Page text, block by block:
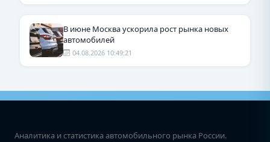
В июне Москва ускорила рост рынка новых
автомобилей
04.08.2026 10:49:21
Аналитика и статистика автомобильного рынка России.